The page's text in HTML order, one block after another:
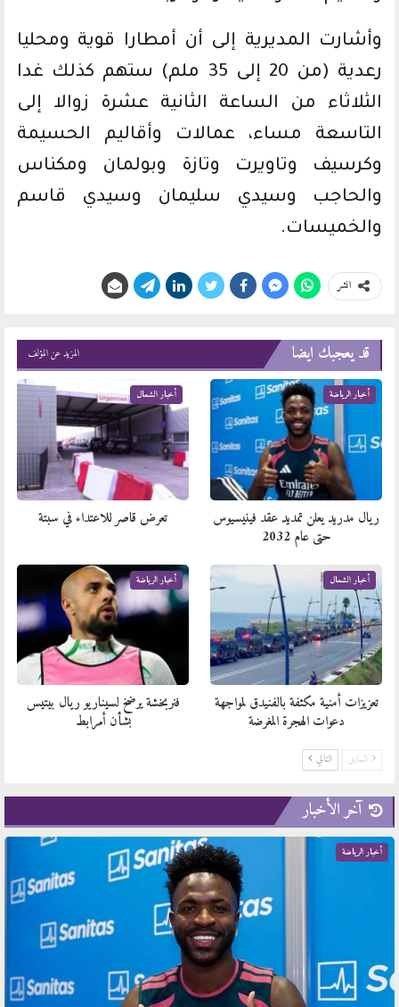
وأشارت المديرية إلى أن أمطارا قوية ومحليا
رعدية (من 20 إلى 35 ملم) ستهم كذلك غدا
الثلاثاء من الساعة الثانية عشرة زوالا إلى
التاسعة مساء، عمالات وأقاليم الحسيمة
وكرسيف وتاويرت وتازة وبولمان ومكناس
والحاجب وسيدي سليمان وسيدي قاسم
والخميسات.
انشر
قد يعجبك ايضا المزيد عن المؤلف
أخبار الرياضة
ريال مدريد يعلن تمديد عقد فينيسيوس
حتى عام 2032
أخبار الشمال
تعرض قاصر للاعتداء في سبتة
أخبار الشمال
تعزيزات أمنية مكثفة بالفنيدق لمواجهة
دعوات الهجرة المغرضة
أخبار الرياضة
فنربخشة يرضخ لسيناريو ريال بيتيس
بشأن أمرابط
السابق التالي
آخر الأخبار
أخبار الرياضة